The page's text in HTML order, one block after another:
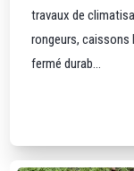
travaux de
rongeurs, caissons
fermé durab...